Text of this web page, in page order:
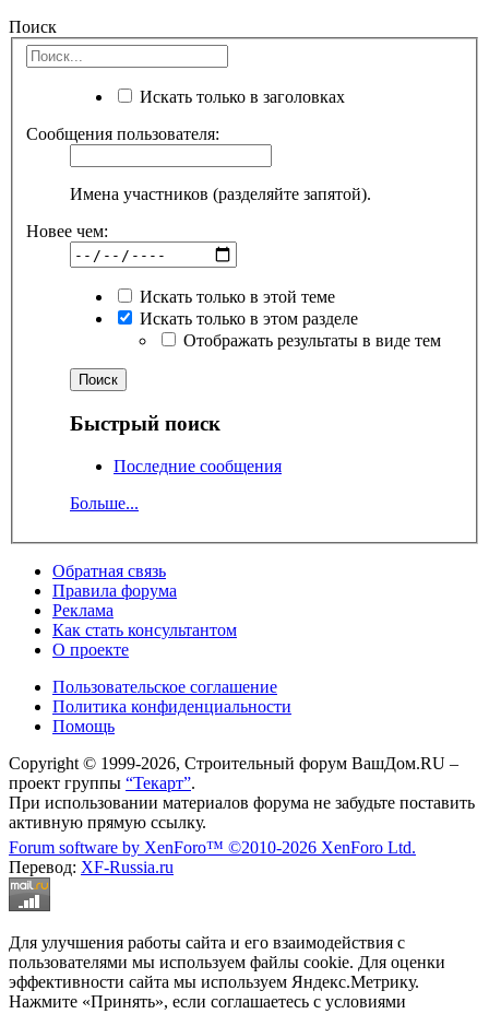
Поиск
Искать только в заголовках
Сообщения пользователя:
Имена участников (разделяйте запятой).
Новее чем:
Искать только в этой теме
Искать только в этом разделе
Отображать результаты в виде тем
Быстрый поиск
Последние сообщения
Больше...
Обратная связь
Правила форума
Реклама
Как стать консультантом
О проекте
Пользовательское соглашение
Политика конфиденциальности
Помощь
Copyright © 1999-2026, Строительный форум ВашДом.RU –
проект группы “Текарт”.
При использовании материалов форума не забудьте поставить
активную прямую ссылку.
Forum software by XenForo™ ©2010-2026 XenForo Ltd.
Перевод: XF-Russia.ru
Для улучшения работы сайта и его взаимодействия с
пользователями мы используем файлы cookie. Для оценки
эффективности сайта мы используем Яндекс.Метрику.
Нажмите «Принять», если соглашаетесь с условиями